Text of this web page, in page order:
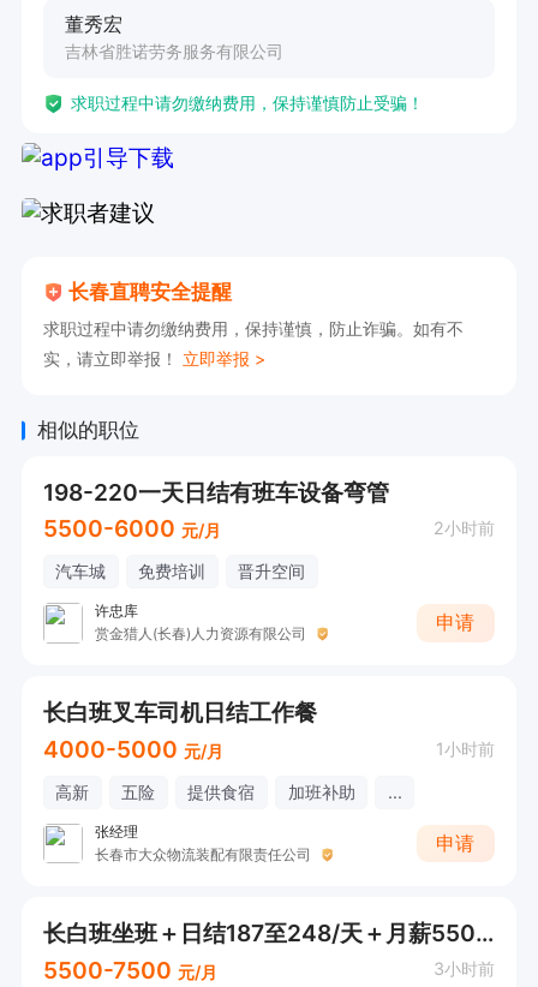
董秀宏
吉林省胜诺劳务服务有限公司
求职过程中请勿缴纳费用，保持谨慎防止受骗！
长春直聘安全提醒
求职过程中请勿缴纳费用，保持谨慎，防止诈骗。如有不
实，请立即举报！ 立即举报 >
相似的职位
198-220一天日结有班车设备弯管
5500-6000 元/月 2小时前
汽车城 免费培训 晋升空间
许忠库
赏金猎人(长春)人力资源有限公司
申请
长白班叉车司机日结工作餐
4000-5000 元/月 1小时前
高新 五险 提供食宿 加班补助 ...
张经理
长春市大众物流装配有限责任公司
申请
长白班坐班＋日结187至248/天＋月薪5500加电子厂
5500-7500 元/月 3小时前